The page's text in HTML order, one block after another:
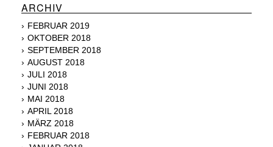
ARCHIV
FEBRUAR 2019
OKTOBER 2018
SEPTEMBER 2018
AUGUST 2018
JULI 2018
JUNI 2018
MAI 2018
APRIL 2018
MÄRZ 2018
FEBRUAR 2018